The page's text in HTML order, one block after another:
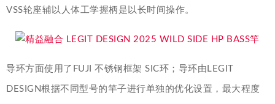
VSS轮座辅以人体工学握柄是以长时间操作。
导环方面使用了FUJI 不锈钢框架 SIC环；导环由LEGIT
DESIGN根据不同型号的竿子进行单独的优化设置，最大程度